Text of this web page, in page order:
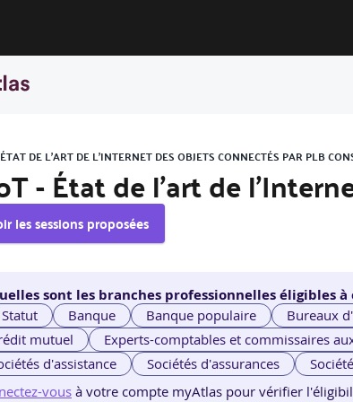
DE L'ART DE L'INTERNET DES OBJETS CONNECTÉS PAR PLB
- État de l'art de
les sessions proposées
sont les branches professionnelles éligibles à
Banque Banque populaire Bureaux
mutuel
Experts-comptables et commissaires
d'assistance
Sociétés d'assurances
vous à votre compte myAtlas pour vérifier